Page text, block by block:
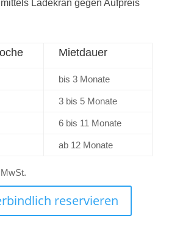
mittels Ladekran gegen Aufpreis
Mietdauer
bis 3 Monate
3 bis 5 Monate
6 bis 11 Monate
ab 12 Monate
reservieren